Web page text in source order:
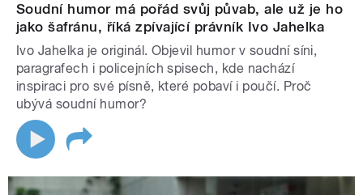
Soudní humor má pořád svůj půvab, ale už je ho
jako šafránu, říká zpívající právník Ivo Jahelka
Ivo Jahelka je originál. Objevil humor v soudní síni,
paragrafech i policejních spisech, kde nachází
inspiraci pro své písně, které pobaví i poučí. Proč
ubývá soudní humor?